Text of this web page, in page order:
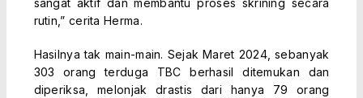
sangat aktif dan membantu proses skrining secara
rutin,” cerita Herma.
Hasilnya tak main-main. Sejak Maret 2024, sebanyak
303 orang terduga TBC berhasil ditemukan dan
diperiksa, melonjak drastis dari hanya 79 orang